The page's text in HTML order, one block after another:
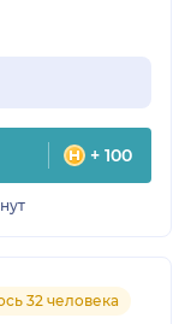
+ 100
32 человека